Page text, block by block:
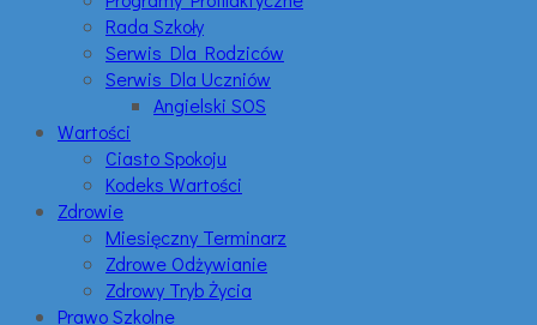
Rada Szkoły
Serwis Dla Rodziców
Serwis Dla Uczniów
Angielski SOS
Wartości
Ciasto Spokoju
Kodeks Wartości
Zdrowie
Miesięczny Terminarz
Zdrowe Odżywianie
Zdrowy Tryb Życia
Prawo Szkolne